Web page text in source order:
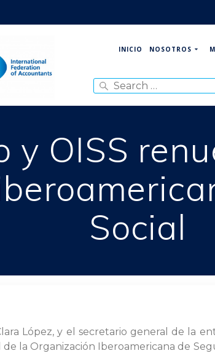
INICIO NOSOTROS
for:
y OISS
Social
López, y el secretario general de la
la Organización Iberoamericana de